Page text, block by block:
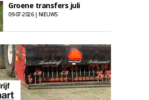
Groene transfers juli
09-07-2026 | NIEUWS